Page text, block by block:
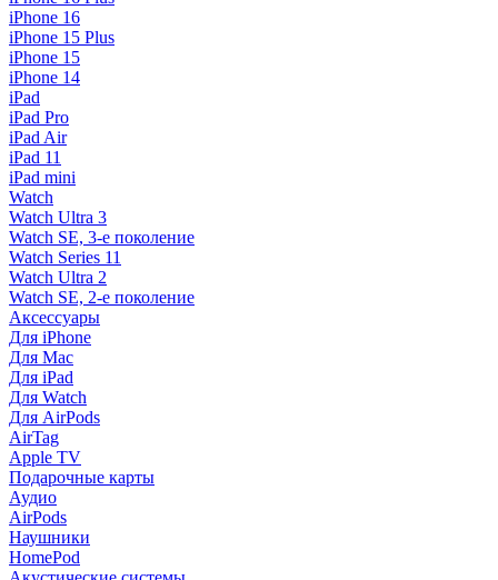
iPhone 16
iPhone 15 Plus
iPhone 15
iPhone 14
iPad
iPad Pro
iPad Air
iPad 11
iPad mini
Watch
Watch Ultra 3
Watch SE, 3-е поколение
Watch Series 11
Watch Ultra 2
Watch SE, 2-е поколение
Аксессуары
Для iPhone
Для Mac
Для iPad
Для Watch
Для AirPods
AirTag
Apple TV
Подарочные карты
Аудио
AirPods
Наушники
HomePod